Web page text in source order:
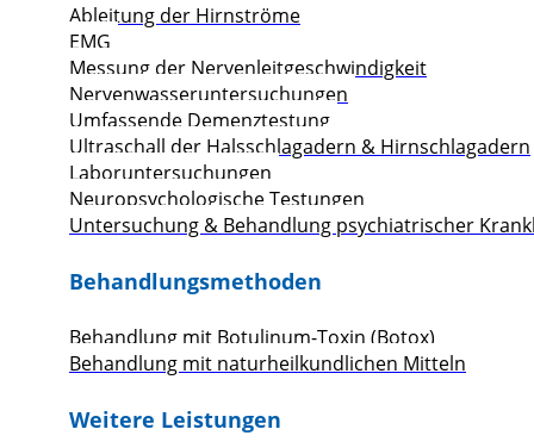
Ableitung der Hirnströme
EMG
Messung der Nervenleitgeschwindigkeit
Nervenwasseruntersuchungen
Umfassende Demenztestung
Ultraschall der Halsschlagadern & Hirnschlagadern
Laboruntersuchungen
Neuropsychologische Testungen
Untersuchung & Behandlung psychiatrischer
Behandlungsmethoden
Behandlung mit Botulinum-Toxin (Botox)
Behandlung mit naturheilkundlichen Mitteln
Weitere Leistungen